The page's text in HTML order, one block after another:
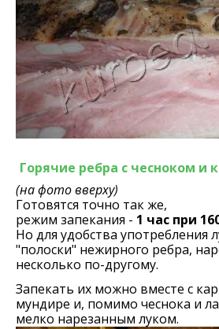
Горячие ребра с чесноком и
(на фото вверху)
Готовятся точно так же,
режим запекания - 1 час при
Но для удобства употребления
"полоски" нежирного ребра,
несколько по-другому.
Запекать их можно вместе с
мундире и, помимо чеснока и
мелко нарезанным луком.